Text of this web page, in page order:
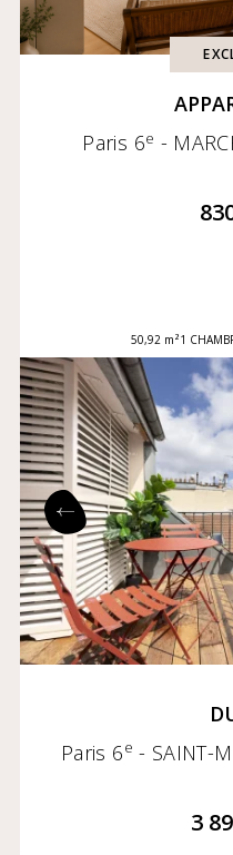
Paris 6e -
50,92 m²1
Paris 6e - SAINT-
3